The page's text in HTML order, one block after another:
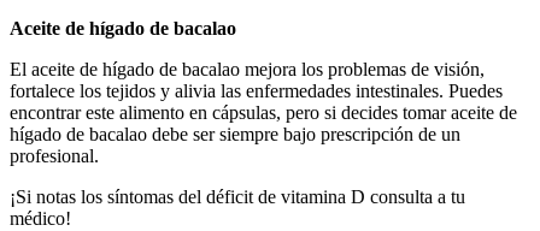
Aceite de hígado de bacalao
El aceite de hígado de bacalao mejora los problemas de visión,
fortalece los tejidos y alivia las enfermedades intestinales. Puedes
encontrar este alimento en cápsulas, pero si decides tomar aceite de
hígado de bacalao debe ser siempre bajo prescripción de un
profesional.
¡Si notas los síntomas del déficit de vitamina D consulta a tu
médico!